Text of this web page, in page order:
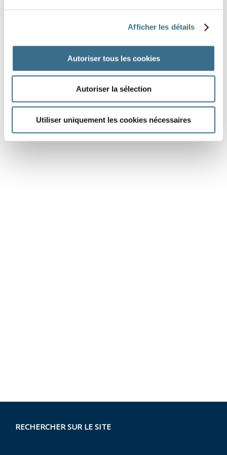
Afficher les détails
Autoriser tous les cookies
Autoriser la sélection
Utiliser uniquement les cookies nécessaires
See the preparation for this dictation
RECHERCHER SUR LE SITE